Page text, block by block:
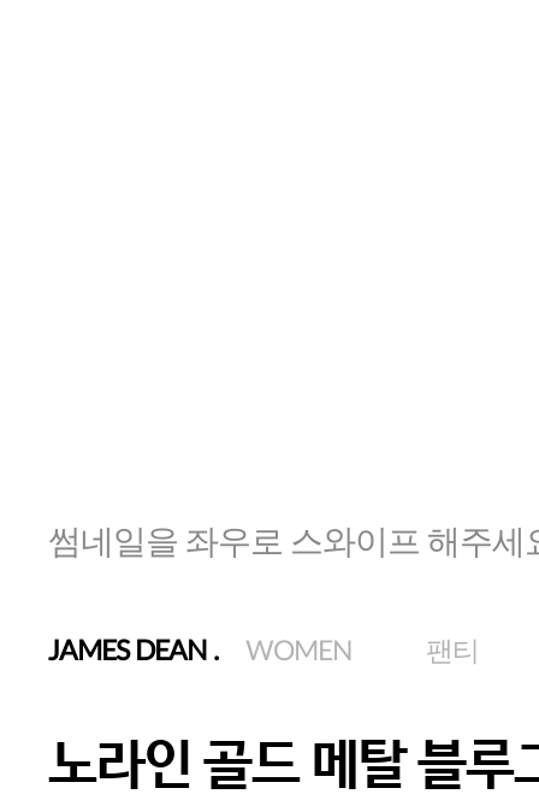
썸네일을 좌우로 스와이프 해주세
JAMES DEAN . WOMEN 팬티
노라인 골드 메탈 블루